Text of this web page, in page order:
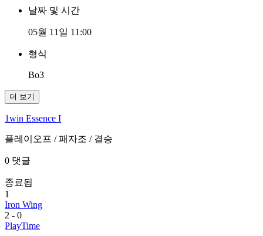
날짜 및 시간
05월 11일 11:00
형식
Bo3
더 보기
1win Essence I
플레이오프 / 패자조 / 결승
0 댓글
종료됨
1
Iron Wing
2 - 0
PlayTime